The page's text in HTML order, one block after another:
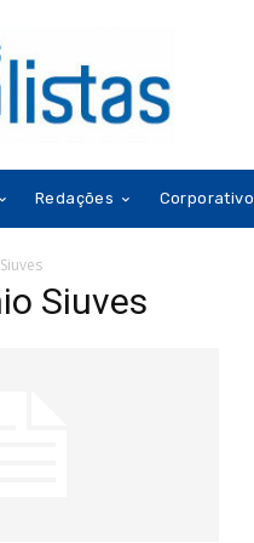
Redações Corporativo
Siuves